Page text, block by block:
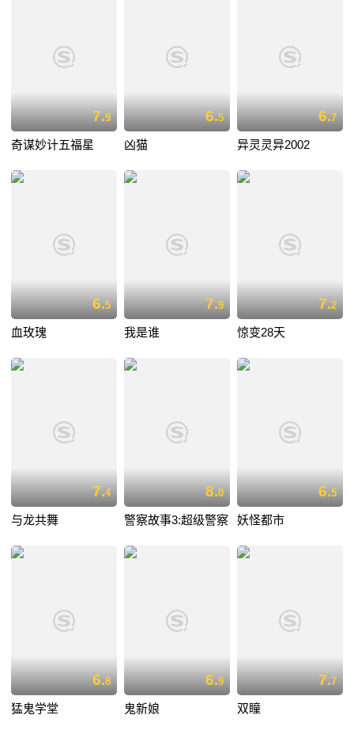
7.9
奇谋妙计五福星
6.5
凶猫
6.7
异灵灵异2002
6.5
血玫瑰
7.9
我是谁
7.2
惊变28天
7.4
与龙共舞
8.0
警察故事3:超级警察
6.5
妖怪都市
6.8
猛鬼学堂
6.9
鬼新娘
7.7
双瞳